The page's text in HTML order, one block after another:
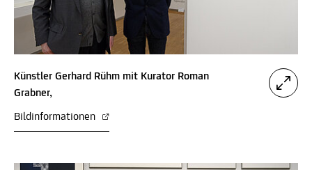
Künstler Gerhard Rühm mit Kurator Roman
Grabner,
Bildinformationen